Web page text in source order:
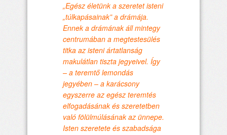
„Egész életünk a szeretet isteni
„túlkapásainak” a drámája.
Ennek a drámának áll mintegy
centrumában a megtestesülés
titka az isteni ártatlanság
makulátlan tiszta jegyeivel. Így
– a teremtő lemondás
jegyében – a karácsony
egyszerre az egész teremtés
elfogadásának és szeretetben
való fölülmúlásának az ünnepe.
Isten szeretete és szabadsága